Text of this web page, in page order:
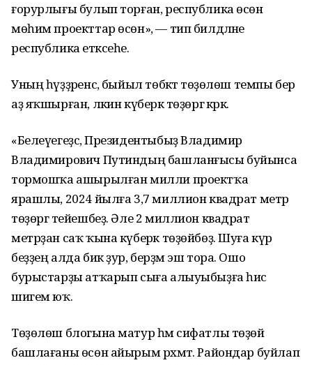
ғорурлығы булып торған, республика өсөн
мөһим проекттар өсөн», — тип билдәләне
республика етәксеһе.
Уның һүҙҙәренсә, быйыл төбәктә төҙөлөш темпы бер
аҙ яҡшырған, ләкин күберәк төҙөргә кәрәк.
«Белеүегеҙсә, Президентыбыҙ Владимир
Владимирович Путиндың башланғысы буйынса
тормошҡа ашырылған милли проектҡа
ярашлы, 2024 йылға 3,7 миллион квадрат метр
төҙөргә тейешбеҙ. Әле 2 миллион квадрат
метрҙан саҡ ҡына күберәк төҙөйбөҙ. Шуға күрә
беҙҙең алда бик ҙур, берҙәм эш тора. Ошо
бурыстарҙы атҡарып сыға алыуыбыҙға һис
шигем юҡ.
Төҙөлөш блогына матур һәм сифатлы төҙөй
башлағаны өсөн айырым рәхмәт. Райондар буйлап